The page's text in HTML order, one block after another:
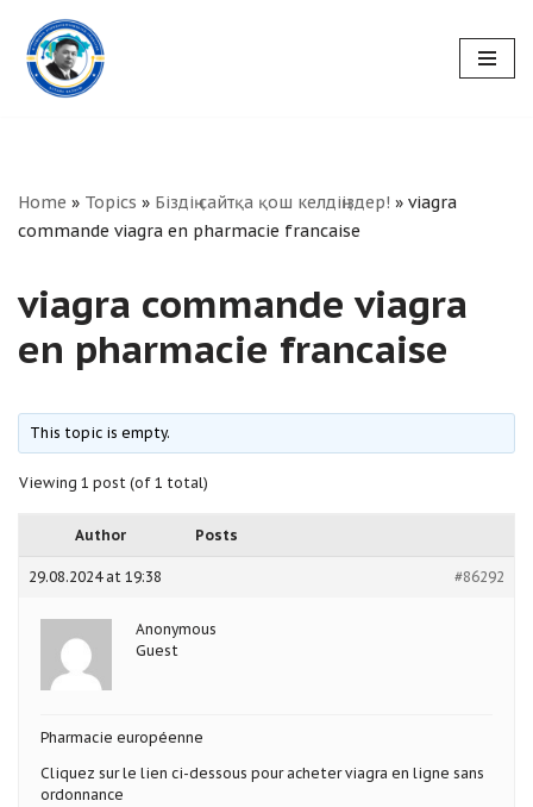
Skip
to
Home » Topics » Біздің сайтқа қош келдіңіздер! » viagra
commande viagra en pharmacie francaise
viagra commande viagra
en pharmacie francaise
This topic is empty.
Viewing 1 post (of 1 total)
Author Posts
29.08.2024 at 19:38 #86292
Anonymous
Guest
Pharmacie européenne
Cliquez sur le lien ci-dessous pour acheter viagra en ligne sans
ordonnance